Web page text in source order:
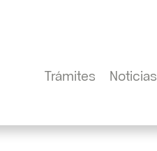
Trámites Noticias